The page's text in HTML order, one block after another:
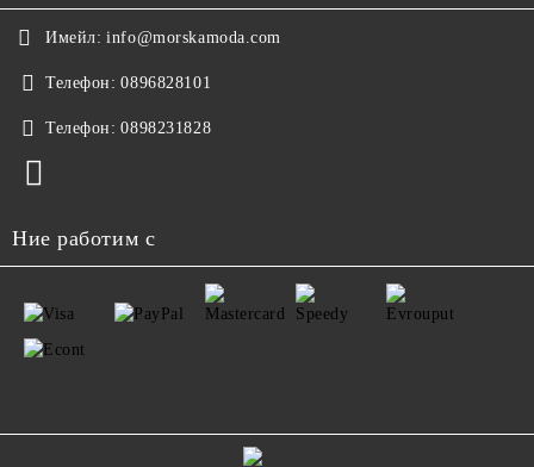
Имейл: info@morskamoda.com
Телефон: 0896828101
Телефон: 0898231828
Ние работим с